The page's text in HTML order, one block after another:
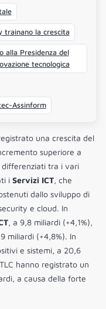
trainano la crescita
alla Presidenza del
tecnologica
Assinform
una crescita del
superiore a
differenziati tra i vari
i Servizi ICT, che
dallo sviluppo di
e cloud. In
, a 9,8 miliardi (+4,1%),
miliardi (+4,8%). In
e sistemi, a 20,6
hanno registrato un
a causa della forte